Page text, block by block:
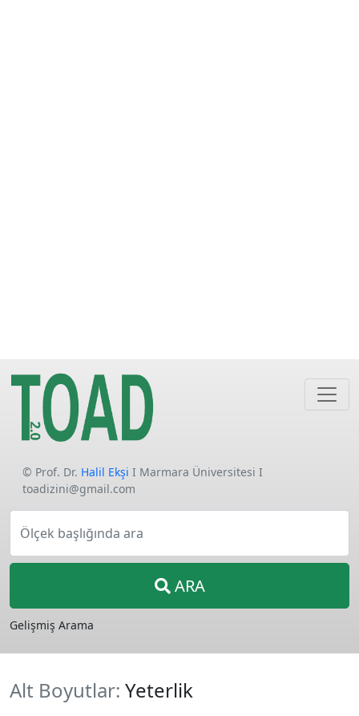
© Prof. Dr. Halil Ekşi I Marmara Üniversitesi I
toadizini@gmail.com
Ölçek başlığında ara
ARA
Gelişmiş Arama
Alt Boyutlar: Yeterlik